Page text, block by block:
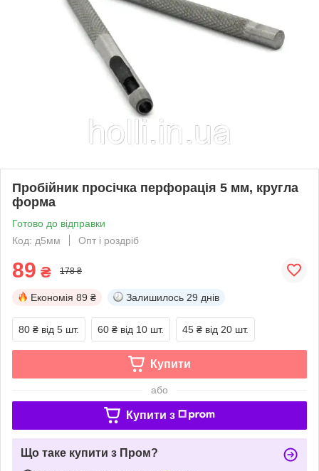
Пробійник просічка перфорація 5 мм, кругла
форма
Готово до відправки
Код: д5мм
Опт і роздріб
89 ₴ 178 ₴
Економія 89 ₴ Залишилось 29 днів
80 ₴ від 5 шт. 60 ₴ від 10 шт. 45 ₴ від 20 шт.
Купити
або
Купити з
Що таке купити з Пром?